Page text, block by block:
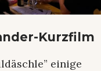
Kurzfilm
einige